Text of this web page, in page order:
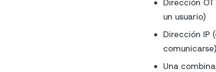
Dirección
un usuario)
Dirección IP
comunicarse)
Una